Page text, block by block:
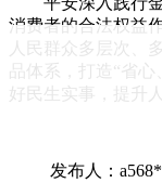
消费者的合法权益
人民群众多层次、
品体系，打造“省
好民生实事，提升
发布人：